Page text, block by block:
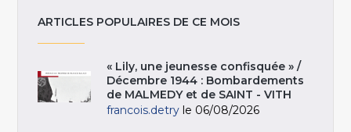
ARTICLES POPULAIRES DE CE MOIS
« Lily, une jeunesse confisquée » /
Décembre 1944 : Bombardements
de MALMEDY et de SAINT - VITH
francois.detry le 06/08/2026